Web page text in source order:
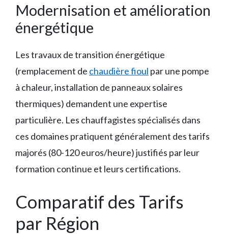
Modernisation et amélioration
énergétique
Les travaux de transition énergétique
(remplacement de chaudière fioul par une pompe
à chaleur, installation de panneaux solaires
thermiques) demandent une expertise
particulière. Les chauffagistes spécialisés dans
ces domaines pratiquent généralement des tarifs
majorés (80-120 euros/heure) justifiés par leur
formation continue et leurs certifications.
Comparatif des Tarifs
par Région